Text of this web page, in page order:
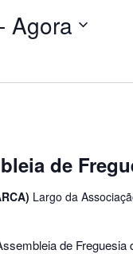
- Agora
de
Largo da
de Freguesia